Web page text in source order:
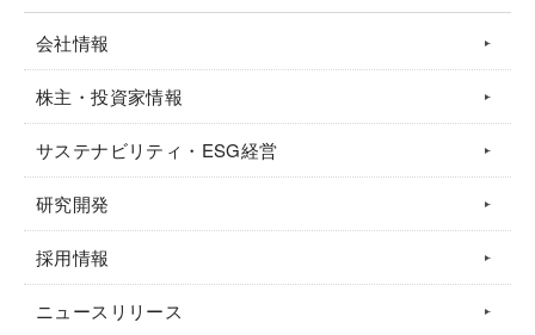
会社情報
株主・投資家情報
サステナビリティ・ESG経営
研究開発
採用情報
ニュースリリース